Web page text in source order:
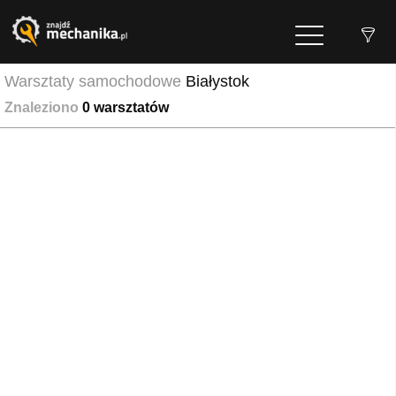
Warsztaty samochodowe Białystok
Znaleziono 0 warsztatów